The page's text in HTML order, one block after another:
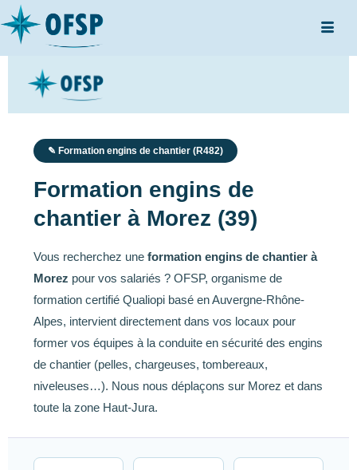
✎ Formation engins de chantier (R482)
Formation engins de
chantier à Morez (39)
Vous recherchez une formation engins de chantier à
Morez pour vos salariés ? OFSP, organisme de
formation certifié Qualiopi basé en Auvergne-Rhône-
Alpes, intervient directement dans vos locaux pour
former vos équipes à la conduite en sécurité des engins
de chantier (pelles, chargeuses, tombereaux,
niveleuses…). Nous nous déplaçons sur Morez et dans
toute la zone Haut-Jura.